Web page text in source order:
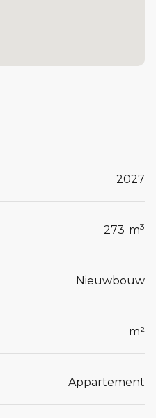
inschrijfformulier
2027
273 m3
Nieuwbouw
m²
Appartement